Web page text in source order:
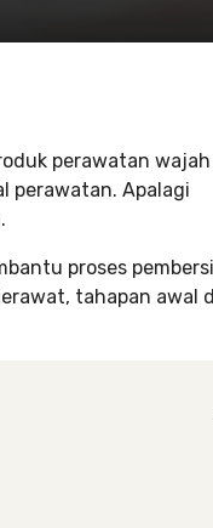
perawatan
perawatan. Apalagi
proses
tahapan awal